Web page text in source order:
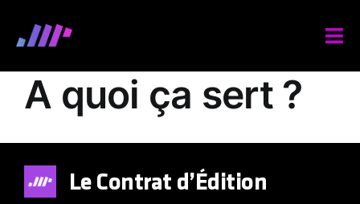
MUSIQUE
COMPILATIONS
CLIPS
A quoi ça sert ?
Le Contrat d’Édition